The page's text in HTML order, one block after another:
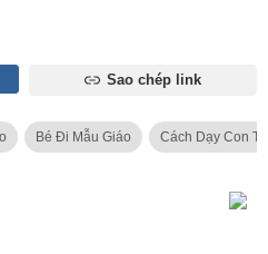
Sao chép link
Bé Đi Mẫu Giáo Cách Dạy Con